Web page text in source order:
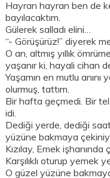
Hayran hayran ben de
bayılacaktım.
Gülerek salladı elini…
“- Görüşürüz!” diyerek
O an, altmış yıllık
yaşanır ki, hayali cihan
Yaşamın en mutlu anını
olurmuş, tattım.
Bir hafta geçmedi. Bir
idi.
Dediği yerde, dediği
yüzüne bakmaya
Kızılay, Emek işhanında
Karşılıklı oturup yemek
O güzel yüzüne